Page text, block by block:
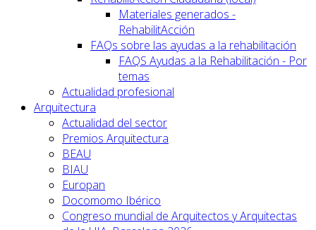
Materiales generados -
RehabilitAcción
FAQs sobre las ayudas a la rehabilitación
FAQS Ayudas a la Rehabilitación - Por
temas
Actualidad profesional
Arquitectura
Actualidad del sector
Premios Arquitectura
BEAU
BIAU
Europan
Docomomo Ibérico
Congreso mundial de Arquitectos y Arquitectas